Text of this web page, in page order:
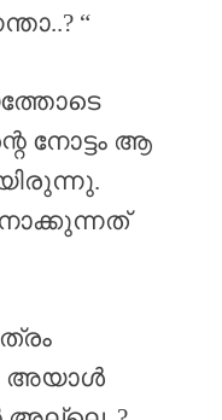
“
നോട്ടം ആ
അയാൾ